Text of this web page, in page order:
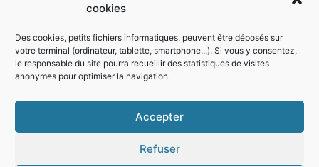
cookies
Des cookies, petits fichiers informatiques, peuvent être déposés sur
votre terminal (ordinateur, tablette, smartphone...). Si vous y consentez,
le responsable du site pourra recueillir des statistiques de visites
anonymes pour optimiser la navigation.
Accepter
Refuser
Horaires d'ouverture de la mairie